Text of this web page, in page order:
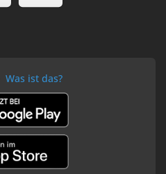
Was ist das?